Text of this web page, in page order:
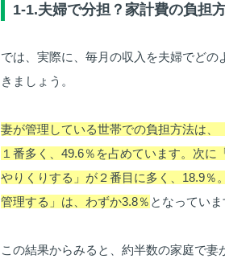
1-1.夫婦で分担？家計費の負担
では、実際に、毎月の収入を夫婦でど
きましょう。
妻が管理している世帯での負担方法は
１番多く、49.6％を占めています。次
やりくりする」が２番目に多く、18.9％
管理する」は、わずか3.8％ となっていま
この結果からみると、約半数の家庭で妻